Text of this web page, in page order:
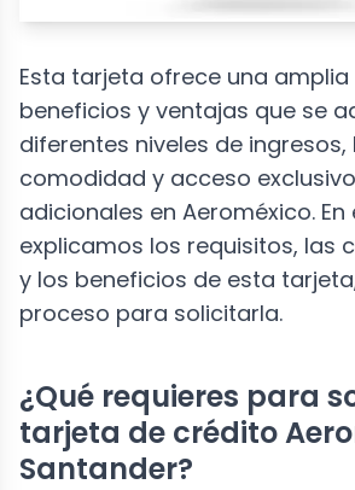
Esta tarjeta ofrece una
beneficios y ventajas que se
diferentes niveles de
comodidad y acceso
adicionales en Aeroméxico.
explicamos los requisitos, las
y los beneficios de esta
proceso para solicitarla.
¿Qué requieres para
tarjeta de crédito
Santander?